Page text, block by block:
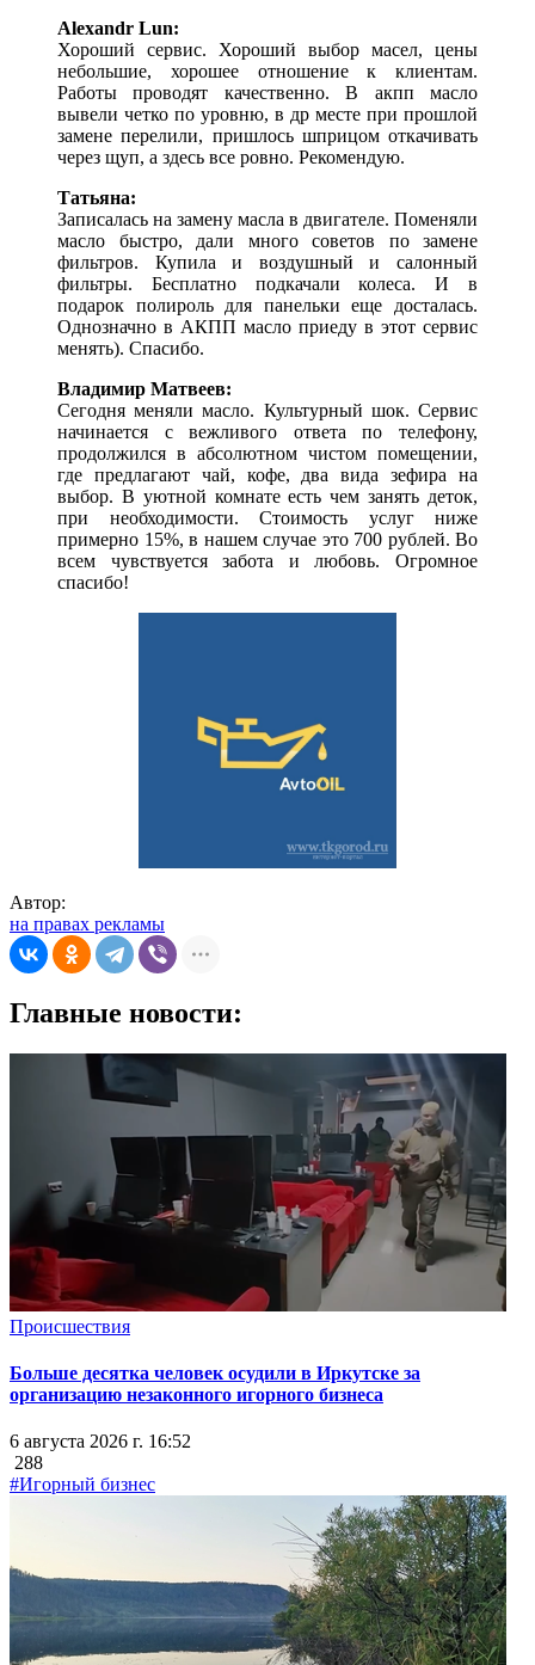
Alexandr Lun​:
Хороший сервис. Хороший выбор масел, цены
небольшие, хорошее отношение к клиентам.
Работы проводят качественно. В акпп масло
вывели четко по уровню, в др месте при прошлой
замене перелили, пришлось шприцом откачивать
через щуп, а здесь все ровно. Рекомендую.
Татьяна:
Записалась на замену масла в двигателе. Поменяли
масло быстро, дали много советов по замене
фильтров. Купила и воздушный и салонный
фильтры. Бесплатно подкачали колеса. И в
подарок полироль для панельки еще досталась.
Однозначно в АКПП масло приеду в этот сервис
менять). Спасибо.
Владимир Матвеев:
Сегодня меняли масло. Культурный шок. Сервис
начинается с вежливого ответа по телефону,
продолжился в абсолютном чистом помещении,
где предлагают чай, кофе, два вида зефира на
выбор. В уютной комнате есть чем занять деток,
при необходимости. Стоимость услуг ниже
примерно 15%, в нашем случае это 700 рублей. Во
всем чувствуется забота и любовь. Огромное
спасибо!
Автор:
на правах рекламы
Главные новости:
Происшествия
Больше десятка человек осудили в Иркутске за
организацию незаконного игорного бизнеса
6 августа 2026 г. 16:52
288
#Игорный бизнес